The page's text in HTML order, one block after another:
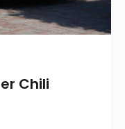
Chili